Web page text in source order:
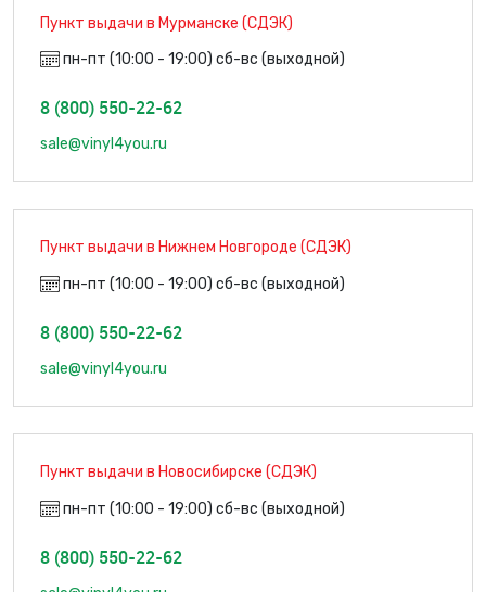
Пункт выдачи в Мурманске (СДЭК)
пн-пт (10:00 - 19:00) сб-вс (выходной)
8 (800) 550-22-62
sale@vinyl4you.ru
Пункт выдачи в Нижнем Новгороде (СДЭК)
пн-пт (10:00 - 19:00) сб-вс (выходной)
8 (800) 550-22-62
sale@vinyl4you.ru
Пункт выдачи в Новосибирске (СДЭК)
пн-пт (10:00 - 19:00) сб-вс (выходной)
8 (800) 550-22-62